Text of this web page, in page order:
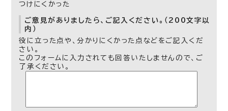
つけにくかった
ご意見がありましたら、ご記入ください。（200文字以
内）
役に立った点や、分かりにくかった点などをご記入くだ
さい。
このフォームに入力されても回答いたしませんので、ご
了承ください。